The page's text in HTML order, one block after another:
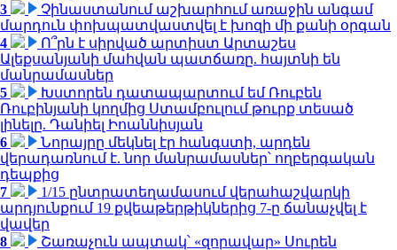
3
Չինաստանում աշխարհում առաջին անգամ
մարդուն փոխպատվաստվել է խոզի մի քանի օրգան
4
Ո՞րն է սիրված արտիստ Արտաշես
Ալեքսանյանի մահվան պատճառը. հայտնի են
մանրամասներ
5
Խստորեն դատապարտում եմ Ռուբեն
Ռուբինյանի կողմից Ստամբուլում թուրք տեսած
լինելը. Դանիել Իոաննիսյան
6
Նորայրը մեկնել էր հանգստի, արդեն
վերադառնում է. նոր մանրամասներ՝ ողբերգական
դեպքից
7
1/15 ընտրատեղամասում վերահաշվարկի
արդյունքում 19 քվեաթերթիկներից 7-ը ճանաչվել է
վավեր
8
Շառաչուն ապտակ՝ «զորավար» Սուրեն